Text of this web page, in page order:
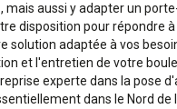
mais aussi y adapter un
disposition pour répondre
solution adaptée à vos
et l'entretien de votre
experte dans la pose
dans le Nord